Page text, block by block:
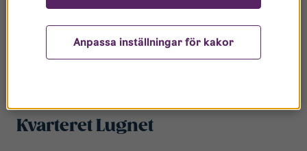
kommer att finnas i området. Du har också nära
tillgång till lugnet och grönskan i både Rydsskogen och
Vallaskogen. Och bara en kort promenad från
Ebbepark hittar du de genuina miljöerna i Gamla
Kvarteret Lugnet
Anpassa inställningar för kakor